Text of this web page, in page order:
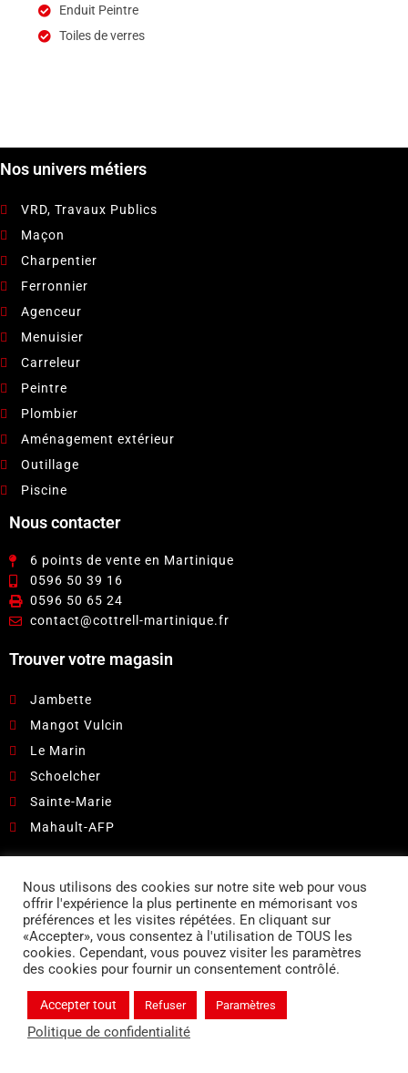
Enduit Peintre
Toiles de verres
Nos univers métiers
VRD, Travaux Publics
Maçon
Charpentier
Ferronnier
Agenceur
Menuisier
Carreleur
Peintre
Plombier
Aménagement extérieur
Outillage
Piscine
Nous contacter
6 points de vente en Martinique
0596 50 39 16
0596 50 65 24
contact@cottrell-martinique.fr
Trouver votre magasin
Jambette
Mangot Vulcin
Le Marin
Schoelcher
Sainte-Marie
Mahault-AFP
Suivez-nous sur
Contacter nos experts
Nous rejoindre
Politique de confidentialité
Nous utilisons des cookies sur notre site web pour vous
offrir l'expérience la plus pertinente en mémorisant vos
préférences et les visites répétées. En cliquant sur
«Accepter», vous consentez à l'utilisation de TOUS les
cookies. Cependant, vous pouvez visiter les paramètres
des cookies pour fournir un consentement contrôlé.
Accepter tout Refuser Paramètres
Politique de confidentialité